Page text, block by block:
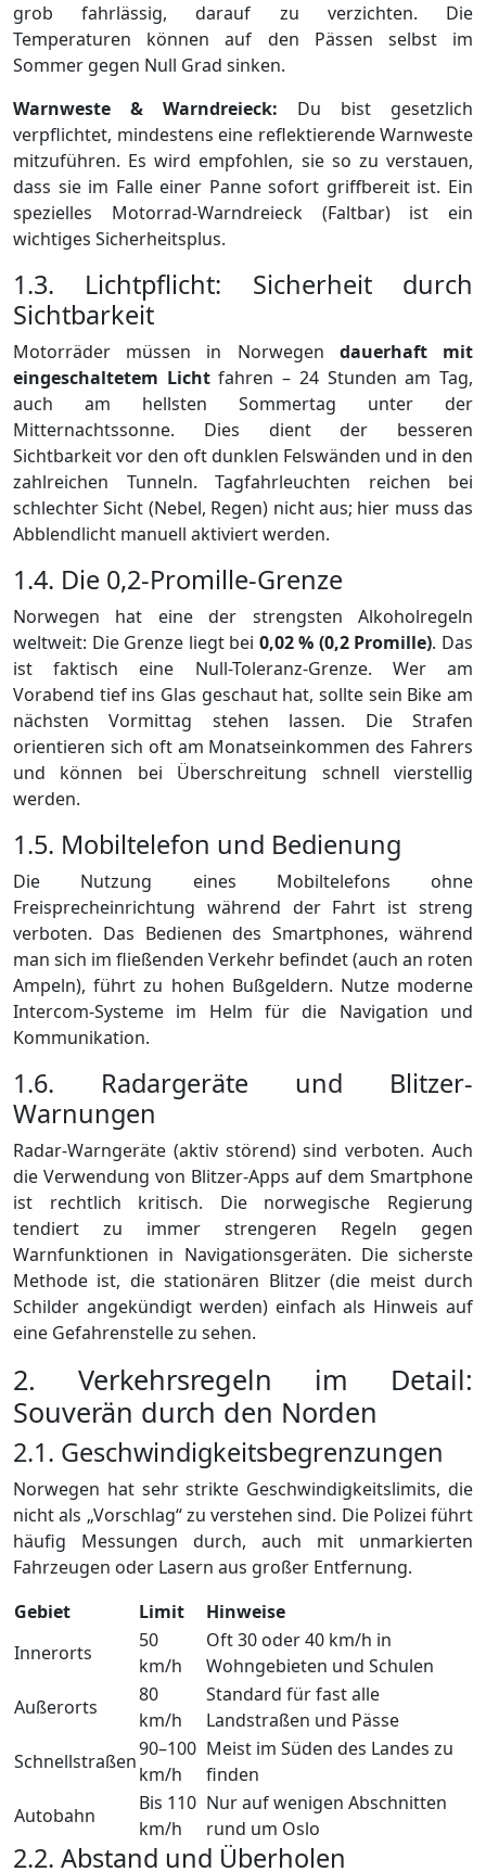
grob fahrlässig, darauf zu verzichten. Die
Temperaturen können auf den Pässen selbst im
Sommer gegen Null Grad sinken.
Warnweste & Warndreieck: Du bist gesetzlich
verpflichtet, mindestens eine reflektierende Warnweste
mitzuführen. Es wird empfohlen, sie so zu verstauen,
dass sie im Falle einer Panne sofort griffbereit ist. Ein
spezielles Motorrad-Warndreieck (Faltbar) ist ein
wichtiges Sicherheitsplus.
1.3. Lichtpflicht: Sicherheit durch
Sichtbarkeit
Motorräder müssen in Norwegen dauerhaft mit
eingeschaltetem Lichtfahren – 24 Stunden am Tag,
auch am hellsten Sommertag unter der
Mitternachtssonne. Dies dient der besseren
Sichtbarkeit vor den oft dunklen Felswänden und in den
zahlreichen Tunneln. Tagfahrleuchten reichen bei
schlechter Sicht (Nebel, Regen) nicht aus; hier muss das
Abblendlicht manuell aktiviert werden.
1.4. Die 0,2-Promille-Grenze
Norwegen hat eine der strengsten Alkoholregeln
weltweit: Die Grenze liegt bei 0,02 % (0,2 Promille). Das
ist faktisch eine Null-Toleranz-Grenze. Wer am
Vorabend tief ins Glas geschaut hat, sollte sein Bike am
nächsten Vormittag stehen lassen. Die Strafen
orientieren sich oft am Monatseinkommen des Fahrers
und können bei Überschreitung schnell vierstellig
werden.
1.5. Mobiltelefon und Bedienung
Die Nutzung eines Mobiltelefons ohne
Freisprecheinrichtung während der Fahrt ist streng
verboten. Das Bedienen des Smartphones, während
man sich im fließenden Verkehr befindet (auch an roten
Ampeln), führt zu hohen Bußgeldern. Nutze moderne
Intercom-Systeme im Helm für die Navigation und
Kommunikation.
1.6. Radargeräte und Blitzer-
Warnungen
Radar-Warngeräte (aktiv störend) sind verboten. Auch
die Verwendung von Blitzer-Apps auf dem Smartphone
ist rechtlich kritisch. Die norwegische Regierung
tendiert zu immer strengeren Regeln gegen
Warnfunktionen in Navigationsgeräten. Die sicherste
Methode ist, die stationären Blitzer (die meist durch
Schilder angekündigt werden) einfach als Hinweis auf
eine Gefahrenstelle zu sehen.
2. Verkehrsregeln im Detail:
Souverän durch den Norden
2.1. Geschwindigkeitsbegrenzungen
Norwegen hat sehr strikte Geschwindigkeitslimits, die
nicht als „Vorschlag“ zu verstehen sind. Die Polizei führt
häufig Messungen durch, auch mit unmarkierten
Fahrzeugen oder Lasern aus großer Entfernung.
Gebiet
Limit
Hinweise
Innerorts
50
km/h
Oft 30 oder 40 km/h in
Wohngebieten und Schulen
Außerorts
80
km/h
Standard für fast alle
Landstraßen und Pässe
Schnellstraßen
90–100
km/h
Meist im Süden des Landes zu
finden
Autobahn
Bis 110
km/h
Nur auf wenigen Abschnitten
rund um Oslo
2.2. Abstand und Überholen